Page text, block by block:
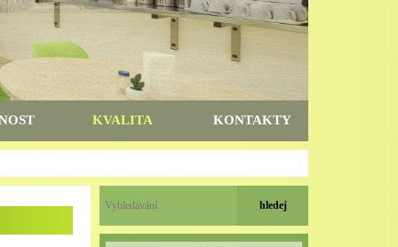
KVALITA KONTAKTY